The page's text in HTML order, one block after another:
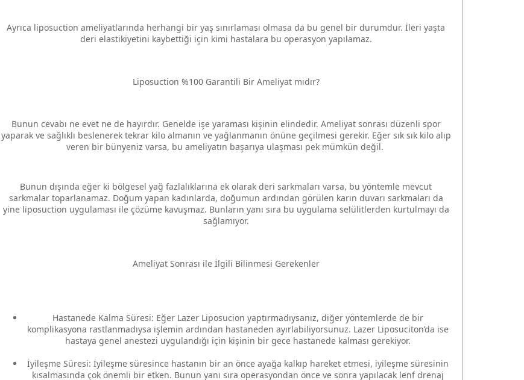
Ayrıca liposuction ameliyatlarında herhangi bir yaş sınırlaması olmasa da bu genel bir durumdur. İleri yaşta
deri elastikiyetini kaybettiği için kimi hastalara bu operasyon yapılamaz.
Liposuction %100 Garantili Bir Ameliyat mıdır?
Bunun cevabı ne evet ne de hayırdır. Genelde işe yaraması kişinin elindedir. Ameliyat sonrası düzenli spor
yaparak ve sağlıklı beslenerek tekrar kilo almanın ve yağlanmanın önüne geçilmesi gerekir. Eğer sık sık kilo alıp
veren bir bünyeniz varsa, bu ameliyatın başarıya ulaşması pek mümkün değil.
Bunun dışında eğer ki bölgesel yağ fazlalıklarına ek olarak deri sarkmaları varsa, bu yöntemle mevcut
sarkmalar toparlanamaz. Doğum yapan kadınlarda, doğumun ardından görülen karın duvarı sarkmaları da
yine liposuction uygulaması ile çözüme kavuşmaz. Bunların yanı sıra bu uygulama selülitlerden kurtulmayı da
sağlamıyor.
Ameliyat Sonrası ile İlgili Bilinmesi Gerekenler
Hastanede Kalma Süresi: Eğer Lazer Liposucion yaptırmadıysanız, diğer yöntemlerde de bir
komplikasyona rastlanmadıysa işlemin ardından hastaneden ayırlabiliyorsunuz. Lazer Liposuciton’da ise
hastaya genel anestezi uygulandığı için kişinin bir gece hastanede kalması gerekiyor.
İyileşme Süresi: İyileşme süresince hastanın bir an önce ayağa kalkıp hareket etmesi, iyileşme süresinin
kısalmasında çok önemli bir etken. Bunun yanı sıra operasyondan önce ve sonra yapılacak lenf drenaj